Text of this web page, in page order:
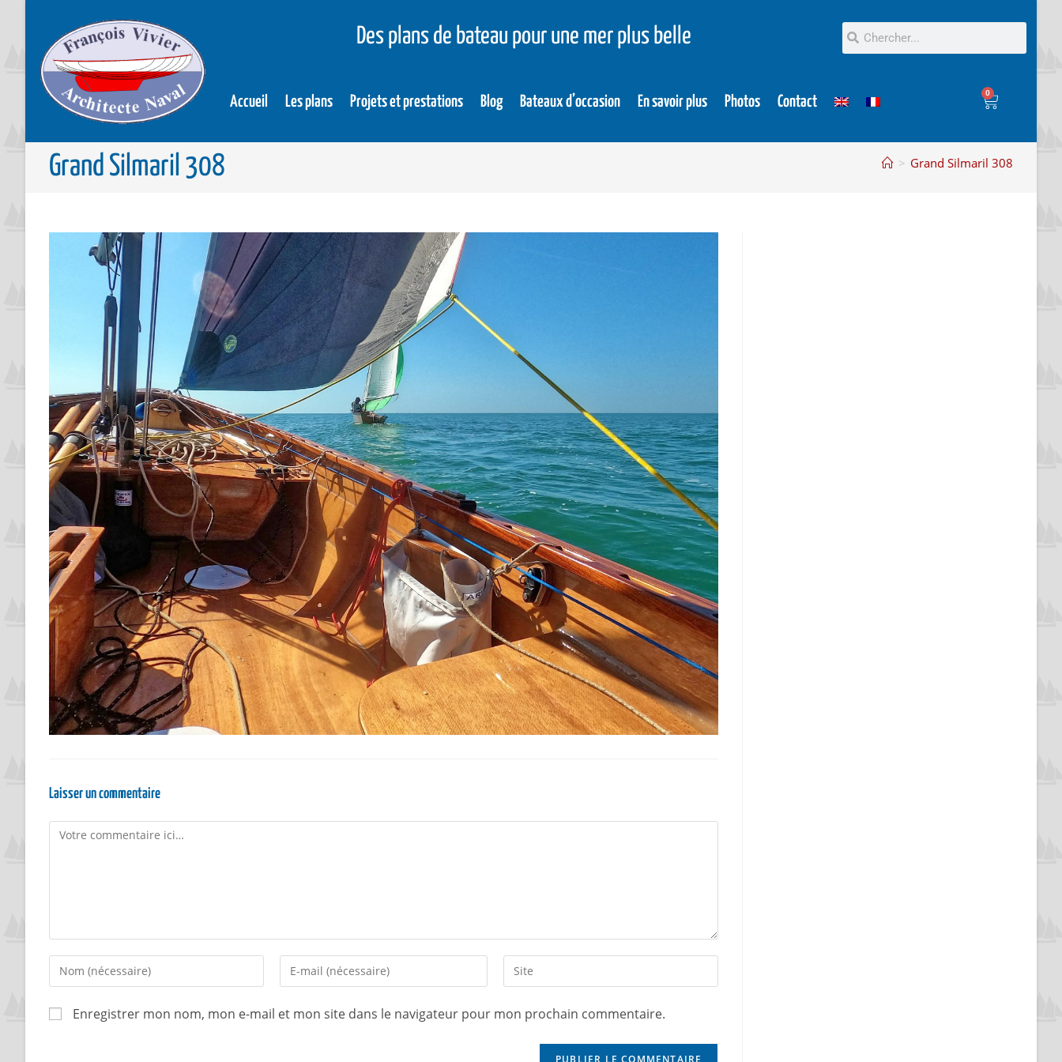
Des plans de bateau pour une mer plus belle
Accueil Les plans Projets et prestations Blog Bateaux d’occasion En savoir plus Photos Contact
0
Grand Silmaril 308 > Grand Silmaril 308
Laisser un commentaire
Enregistrer mon nom, mon e-mail et mon site dans le navigateur pour mon prochain commentaire.